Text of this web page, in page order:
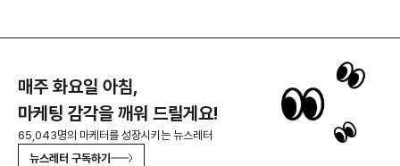
매주 화요일 아침,
마케팅 감각을 깨워 드릴게요!
65,043명의 마케터를 성장시키는 뉴스레터
뉴스레터 구독하기